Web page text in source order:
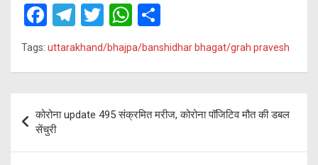
F
a
ce
o
o
k
T
el
e
a
T
wi
tt
W
h
at
A
p
h
ar
Tags: uttarakhand/bhajpa/banshidhar bhagat/grah pravesh
Post
navigation
कोरोना update 495 संक्रमित मरीज, कोरोना पॉजिटिव मौत की डबल
सेंचुरी